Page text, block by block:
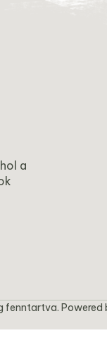
a
fenntartva. Powered